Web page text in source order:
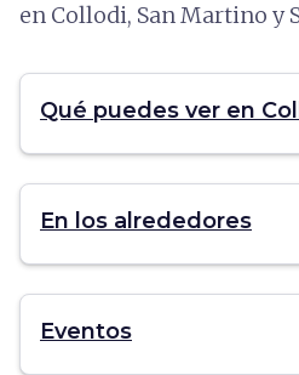
en Collodi, San Martino y
Qué puedes ver en
En los alrededores
Eventos